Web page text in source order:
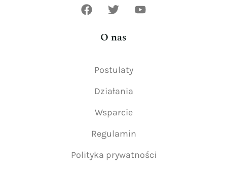
O nas
Postulaty
Działania
Wsparcie
Regulamin
Polityka prywatności